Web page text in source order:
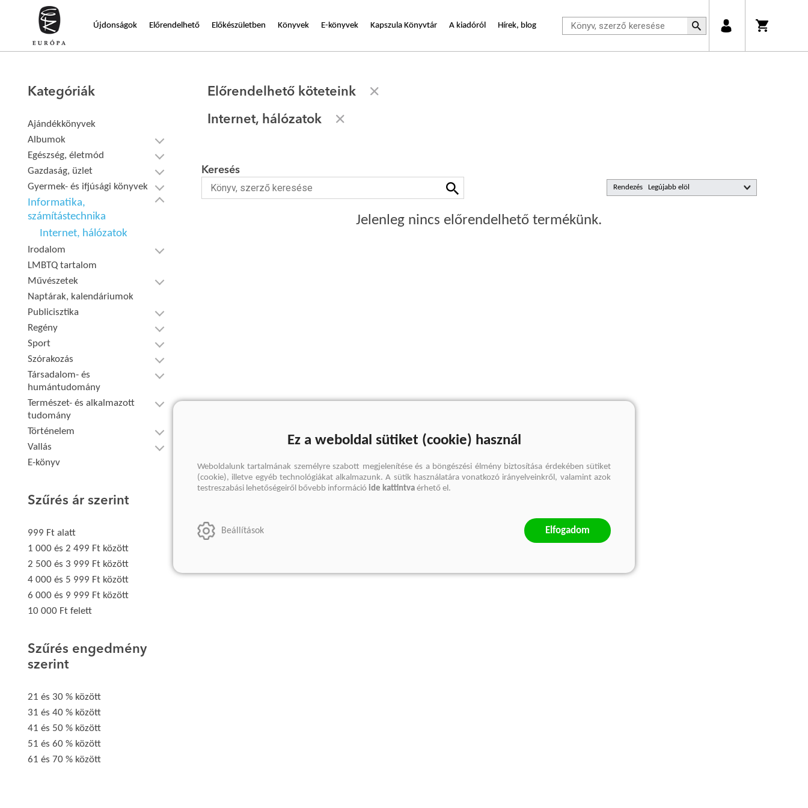
Újdonságok Előrendelhető Előkészületben Könyvek E-könyvek Kapszula Könyvtár A kiadóról Hírek, blog
Kategóriák
Ajándékkönyvek
Albumok
Egészség, életmód
Gazdaság, üzlet
Gyermek- és ifjúsági könyvek
Informatika,
számítástechnika
Internet, hálózatok
Irodalom
LMBTQ tartalom
Művészetek
Naptárak, kalendáriumok
Publicisztika
Regény
Sport
Szórakozás
Társadalom- és
humántudomány
Természet- és alkalmazott
tudomány
Történelem
Vallás
E-könyv
Szűrés ár szerint
999 Ft alatt
1 000 és 2 499 Ft között
2 500 és 3 999 Ft között
4 000 és 5 999 Ft között
6 000 és 9 999 Ft között
10 000 Ft felett
Szűrés engedmény
szerint
21 és 30 % között
31 és 40 % között
41 és 50 % között
51 és 60 % között
61 és 70 % között
Előrendelhető köteteink
Internet, hálózatok
Rendezés
Keresés
Jelenleg nincs előrendelhető termékünk.
Ez a weboldal sütiket (cookie) használ
Weboldalunk tartalmának személyre szabott megjelenítése és a böngészési élmény biztosítása érdekében sütiket
(cookie), illetve egyéb technológiákat alkalmazunk. A sütik használatára vonatkozó irányelveinkről, valamint azok
testreszabási lehetőségeiről bővebb információ ide kattintva érhető el.
Beállítások Elfogadom